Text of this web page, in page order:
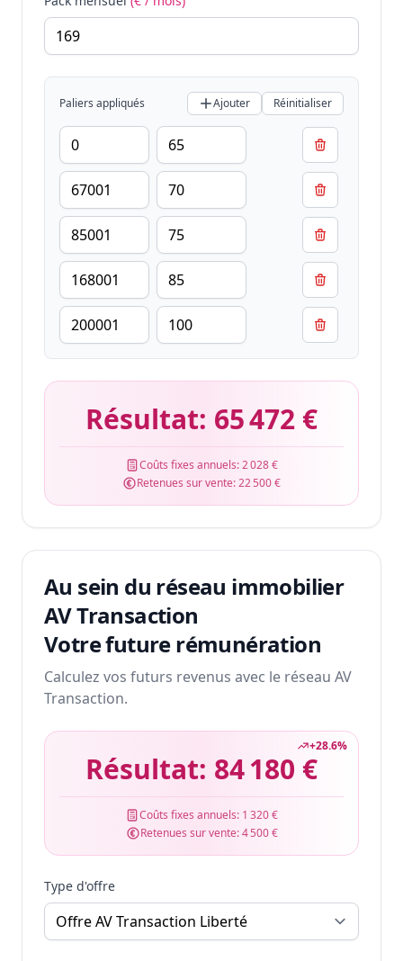
Paliers appliqués Ajouter Réinitialiser
Résultat: 65 472 €
Coûts fixes annuels:2 028 €
Retenues sur vente:22 500 €
Au sein du réseau immobilier
AV Transaction
Votre future rémunération
Calculez vos futurs revenus avec le réseau AV
Transaction.
+28.6%
Résultat: 84 180 €
Coûts fixes annuels: 1 320 €
Retenues sur vente:4 500 €
Type d'offre